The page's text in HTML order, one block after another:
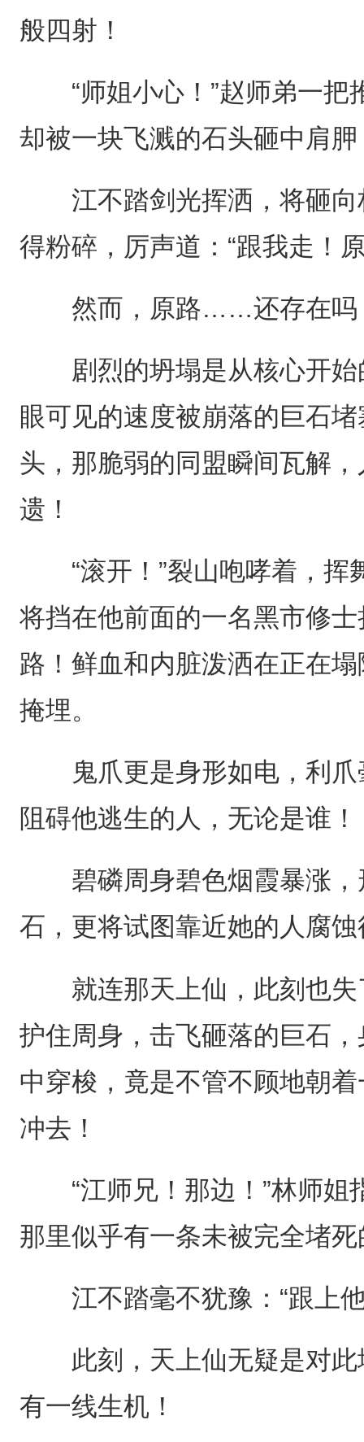
般四射！
“师姐小心！”赵师弟一把
却被一块飞溅的石头砸中肩
江不踏剑光挥洒，将砸向
得粉碎，厉声道：“跟我走！
然而，原路……还存在吗
剧烈的坍塌是从核心开始
眼可见的速度被崩落的巨石
头，那脆弱的同盟瞬间瓦解
遗！
“滚开！”裂山咆哮着，挥
将挡在他前面的一名黑市修
路！鲜血和内脏泼洒在正在
掩埋。
鬼爪更是身形如电，利爪
阻碍他逃生的人，无论是谁！
碧磷周身碧色烟霞暴涨，
石，更将试图靠近她的人腐
就连那天上仙，此刻也失
护住周身，击飞砸落的巨石
中穿梭，竟是不管不顾地朝
冲去！
“江师兄！那边！”林师姐
那里似乎有一条未被完全堵
江不踏毫不犹豫：“跟上他
此刻，天上仙无疑是对此
有一线生机！